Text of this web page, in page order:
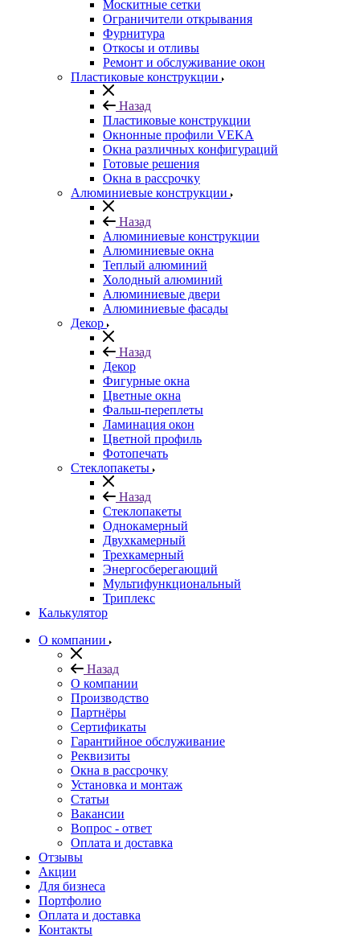
Москитные сетки
Ограничители открывания
Фурнитура
Откосы и отливы
Ремонт и обслуживание окон
Пластиковые конструкции
Назад
Пластиковые конструкции
Окнонные профили VEKA
Окна различных конфигураций
Готовые решения
Окна в рассрочку
Алюминиевые конструкции
Назад
Алюминиевые конструкции
Алюминиевые окна
Теплый алюминий
Холодный алюминий
Алюминиевые двери
Алюминиевые фасады
Декор
Назад
Декор
Фигурные окна
Цветные окна
Фальш-переплеты
Ламинация окон
Цветной профиль
Фотопечать
Стеклопакеты
Назад
Стеклопакеты
Однокамерный
Двухкамерный
Трехкамерный
Энергосберегающий
Мультифункциональный
Триплекс
Калькулятор
О компании
Назад
О компании
Производство
Партнёры
Сертификаты
Гарантийное обслуживание
Реквизиты
Окна в рассрочку
Установка и монтаж
Статьи
Вакансии
Вопрос - ответ
Оплата и доставка
Отзывы
Акции
Для бизнеса
Портфолио
Оплата и доставка
Контакты